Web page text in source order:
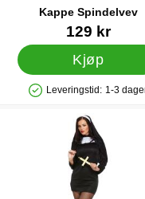
Kappe Spindelvev
Varenummer 38693
129 kr
Kjøp
Produkttilgjengelighet: På
Leveringstid: 1-3
Merk lekker